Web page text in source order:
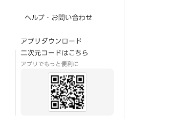
ヘルプ・お問い合わせ
アプリダウンロード
二次元コードはこちら
アプリでもっと便利に